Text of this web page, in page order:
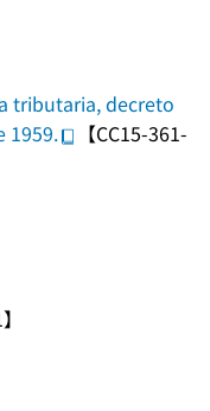
tributaria, decreto
1959.
【CC15-361-